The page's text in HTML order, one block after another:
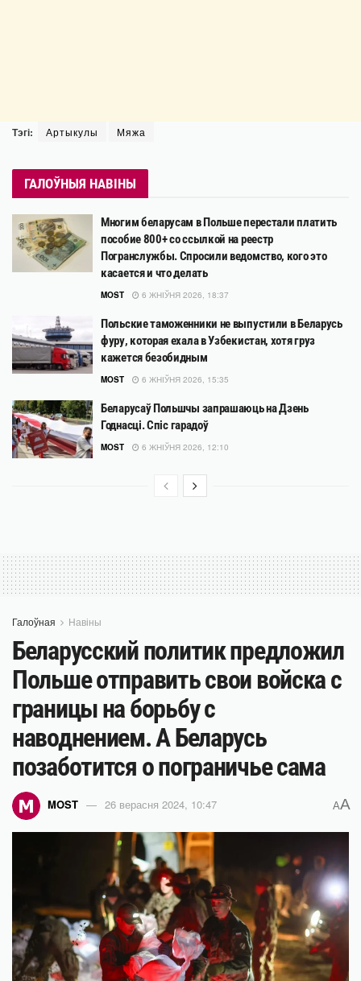
Тэгі: Артыкулы Мяжа
ГАЛОЎНЫЯ НАВІНЫ
Многим беларусам в Польше перестали платить
пособие 800+ со ссылкой на реестр
Погранслужбы. Спросили ведомство, кого это
касается и что делать
MOST 6 ЖНІЎНЯ 2026, 18:37
Польские таможенники не выпустили в Беларусь
фуру, которая ехала в Узбекистан, хотя груз
кажется безобидным
MOST 6 ЖНІЎНЯ 2026, 15:35
Беларусаў Польшчы запрашаюць на Дзень
Годнасці. Спіс гарадоў
MOST 6 ЖНІЎНЯ 2026, 12:10
Галоўная Навіны
Беларусский политик предложил
Польше отправить свои войска с
границы на борьбу с
наводнением. А Беларусь
позаботится о пограничье сама
MOST 26 верасня 2024, 10:47 AA